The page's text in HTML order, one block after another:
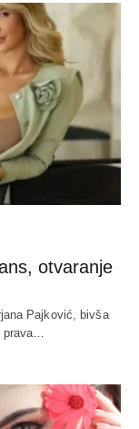
otvaranje
Pajković, bivša